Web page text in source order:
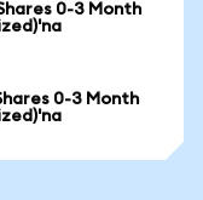
0-3 Month
0-3 Month